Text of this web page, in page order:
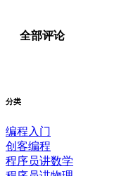
全部评论
分类
编程入门
创客编程
程序员讲数学